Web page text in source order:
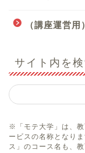
（講座運営用）
サイト内を検
※「モテ大学」は、
ービスの名称となり
ス」のコース名も、